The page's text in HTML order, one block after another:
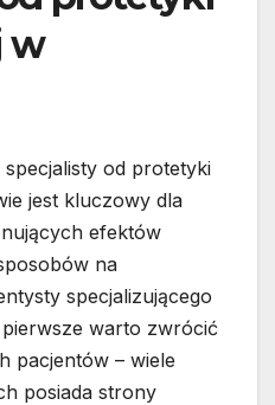
w
od protetyki
jest kluczowy dla
efektów
na
specjalizującego
pierwsze warto zwrócić
pacjentów – wiele
posiada strony